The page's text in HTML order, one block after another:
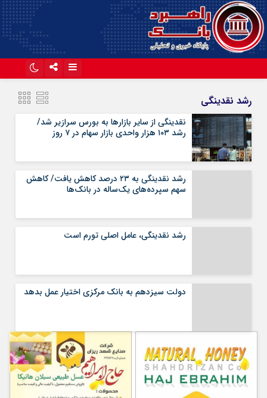
آپارات
رشد نقدینگی
نقدینگی از سایر بازار‌ها به بورس سرازیر شد/
رشد ۱۰۳ هزار واحدی بازار سهام در ۷ روز
رشد نقدینگی به ۲۳ درصد کاهش یافت/ کاهش
سهم سپرده‌های یک‌ساله در بانک‌ها
رشد نقدینگی، عامل اصلی تورم است
دولت سیزدهم به بانک مرکزی اختیار عمل بدهد